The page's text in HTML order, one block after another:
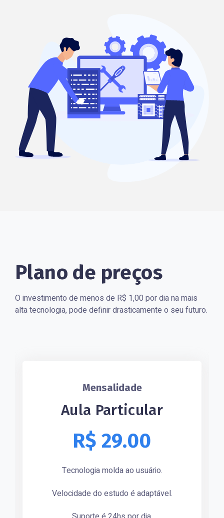
Plano de preços
O investimento de menos de R$ 1,00 por dia na mais
alta tecnologia, pode definir drasticamente o seu futuro.
Mensalidade
Aula Particular
R$ 29.00
Tecnologia molda ao usuário.
Velocidade do estudo é adaptável.